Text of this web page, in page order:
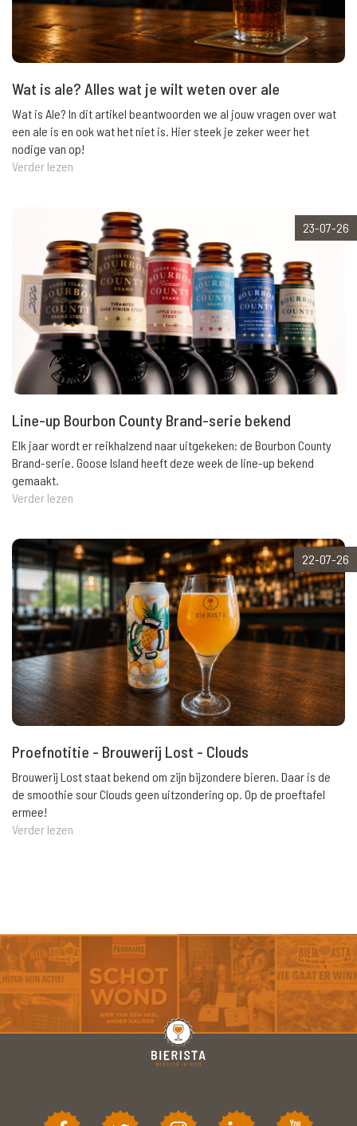
Wat is ale? Alles wat je wilt weten over ale
Wat is Ale? In dit artikel beantwoorden we al jouw vragen over wat
een ale is en ook wat het niet is. Hier steek je zeker weer het
nodige van op!
Verder lezen
23-07-26
Line-up Bourbon County Brand-serie bekend
Elk jaar wordt er reikhalzend naar uitgekeken: de Bourbon County
Brand-serie. Goose Island heeft deze week de line-up bekend
gemaakt.
Verder lezen
22-07-26
Proefnotitie - Brouwerij Lost - Clouds
Brouwerij Lost staat bekend om zijn bijzondere bieren. Daar is de
de smoothie sour Clouds geen uitzondering op. Op de proeftafel
ermee!
Verder lezen